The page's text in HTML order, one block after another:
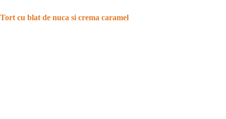
Tort cu blat de nuca si crema caramel